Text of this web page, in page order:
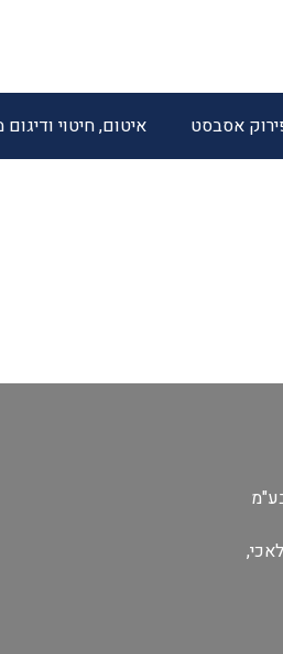
אסבסט איטום, חיטוי